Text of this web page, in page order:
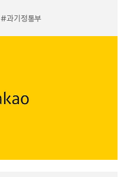
#과기정통부